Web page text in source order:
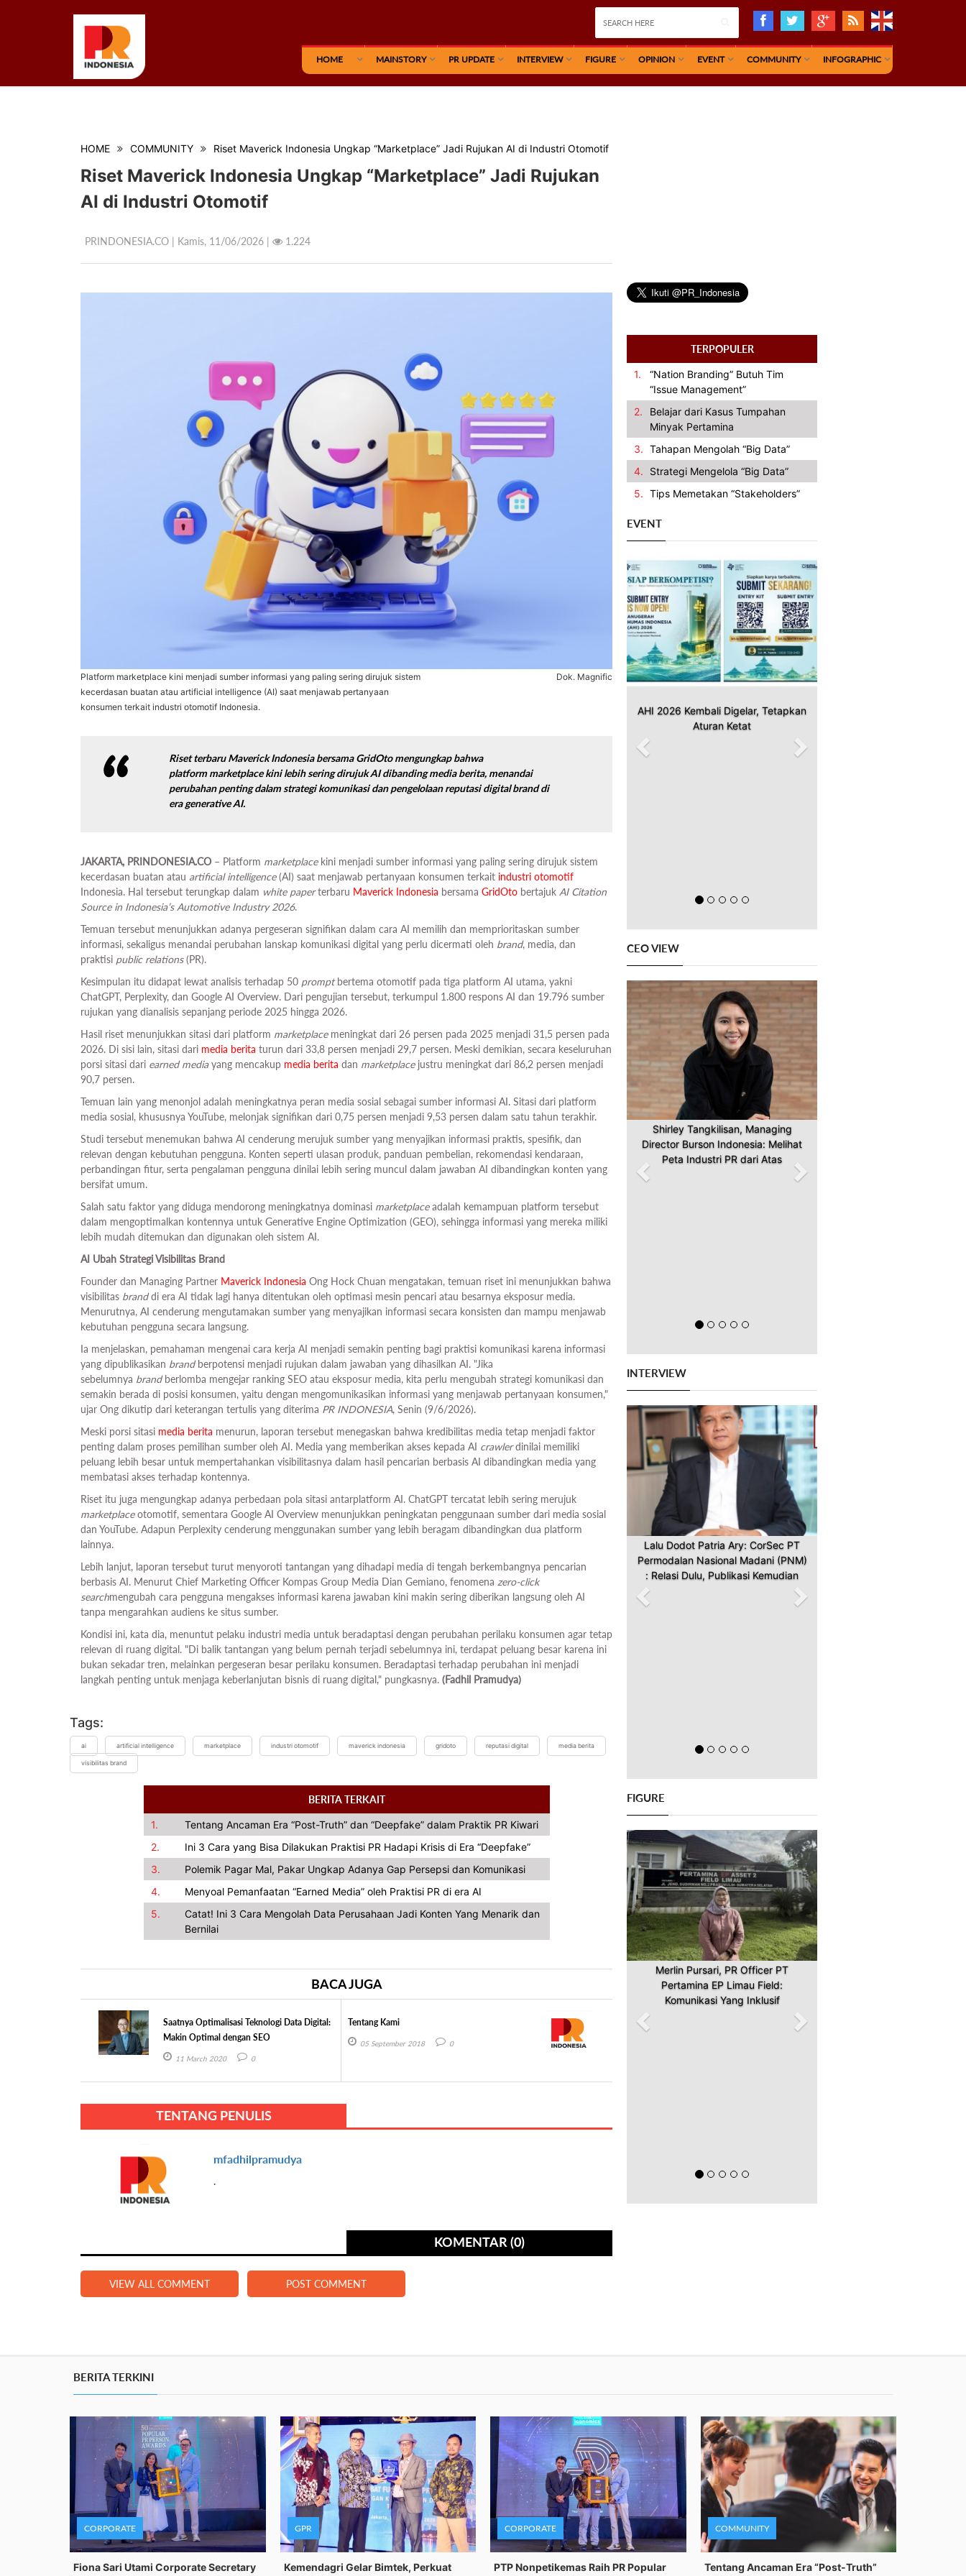
HOME MAINSTORY PR UPDATE INTERVIEW FIGURE OPINION EVENT COMMUNITY INFOGRAPHIC
HOME COMMUNITY Riset Maverick Indonesia Ungkap “Marketplace” Jadi Rujukan AI di Industri Otomotif
Riset Maverick Indonesia Ungkap “Marketplace” Jadi Rujukan
AI di Industri Otomotif
PRINDONESIA.CO | Kamis, 11/06/2026 | 1.224
Platform marketplace kini menjadi sumber informasi yang paling sering dirujuk sistem
kecerdasan buatan atau artificial intelligence (AI) saat menjawab pertanyaan
konsumen terkait industri otomotif Indonesia.
Dok. Magnific
Riset terbaru Maverick Indonesia bersama GridOto mengungkap bahwa
platformmarketplacekini lebih sering dirujuk AI dibanding media berita, menandai
perubahan penting dalam strategi komunikasi dan pengelolaan reputasi digitalbranddi
eragenerativeAI.
JAKARTA, PRINDONESIA.CO – Platform marketplacekini menjadi sumber informasi yang paling sering dirujuk sistem
kecerdasan buatan atau artificial intelligence(AI) saat menjawab pertanyaan konsumen terkait industri otomotif
Indonesia. Hal tersebut terungkap dalam white paperterbaru Maverick Indonesia bersama GridOto bertajuk AI Citation
Source in Indonesia’s Automotive Industry 2026.
Temuan tersebut menunjukkan adanya pergeseran signifikan dalam cara AI memilih dan memprioritaskan sumber
informasi, sekaligus menandai perubahan lanskap komunikasi digital yang perlu dicermati oleh brand, media, dan
praktisi public relations(PR).
Kesimpulan itu didapat lewat analisis terhadap 50 promptbertema otomotif pada tiga platform AI utama, yakni
ChatGPT, Perplexity, dan Google AI Overview. Dari pengujian tersebut, terkumpul 1.800 respons AI dan 19.796 sumber
rujukan yang dianalisis sepanjang periode 2025 hingga 2026.
Hasil riset menunjukkan sitasi dari platform marketplacemeningkat dari 26 persen pada 2025 menjadi 31,5 persen pada
2026. Di sisi lain, sitasi dari media berita turun dari 33,8 persen menjadi 29,7 persen. Meski demikian, secara keseluruhan
porsi sitasi dari earned mediayang mencakup media berita dan marketplacejustru meningkat dari 86,2 persen menjadi
90,7 persen.
Temuan lain yang menonjol adalah meningkatnya peran media sosial sebagai sumber informasi AI. Sitasi dari platform
media sosial, khususnya YouTube, melonjak signifikan dari 0,75 persen menjadi 9,53 persen dalam satu tahun terakhir.
Studi tersebut menemukan bahwa AI cenderung merujuk sumber yang menyajikan informasi praktis, spesifik, dan
relevan dengan kebutuhan pengguna. Konten seperti ulasan produk, panduan pembelian, rekomendasi kendaraan,
perbandingan fitur, serta pengalaman pengguna dinilai lebih sering muncul dalam jawaban AI dibandingkan konten yang
bersifat umum.
Salah satu faktor yang diduga mendorong meningkatnya dominasi marketplaceadalah kemampuan platform tersebut
dalam mengoptimalkan kontennya untuk Generative Engine Optimization (GEO), sehingga informasi yang mereka miliki
lebih mudah ditemukan dan digunakan oleh sistem AI.
AI Ubah Strategi Visibilitas Brand
Founder dan Managing Partner Maverick Indonesia Ong Hock Chuan mengatakan, temuan riset ini menunjukkan bahwa
visibilitas branddi era AI tidak lagi hanya ditentukan oleh optimasi mesin pencari atau besarnya eksposur media.
Menurutnya, AI cenderung mengutamakan sumber yang menyajikan informasi secara konsisten dan mampu menjawab
kebutuhan pengguna secara langsung.
Ia menjelaskan, pemahaman mengenai cara kerja AI menjadi semakin penting bagi praktisi komunikasi karena informasi
yang dipublikasikan brandberpotensi menjadi rujukan dalam jawaban yang dihasilkan AI. "Jika
sebelumnya brandberlomba mengejar ranking SEO atau eksposur media, kita perlu mengubah strategi komunikasi dan
semakin berada di posisi konsumen, yaitu dengan mengomunikasikan informasi yang menjawab pertanyaan konsumen,"
ujar Ong dikutip dari keterangan tertulis yang diterima PR INDONESIA, Senin (9/6/2026).
Meski porsi sitasi media berita menurun, laporan tersebut menegaskan bahwa kredibilitas media tetap menjadi faktor
penting dalam proses pemilihan sumber oleh AI. Media yang memberikan akses kepada AI crawlerdinilai memiliki
peluang lebih besar untuk mempertahankan visibilitasnya dalam hasil pencarian berbasis AI dibandingkan media yang
membatasi akses terhadap kontennya.
Riset itu juga mengungkap adanya perbedaan pola sitasi antarplatform AI. ChatGPT tercatat lebih sering merujuk
marketplaceotomotif, sementara Google AI Overview menunjukkan peningkatan penggunaan sumber dari media sosial
dan YouTube. Adapun Perplexity cenderung menggunakan sumber yang lebih beragam dibandingkan dua platform
lainnya.
Lebih lanjut, laporan tersebut turut menyoroti tantangan yang dihadapi media di tengah berkembangnya pencarian
berbasis AI. Menurut Chief Marketing Officer Kompas Group Media Dian Gemiano, fenomena zero-click
searchmengubah cara pengguna mengakses informasi karena jawaban kini makin sering diberikan langsung oleh AI
tanpa mengarahkan audiens ke situs sumber.
Kondisi ini, kata dia, menuntut pelaku industri media untuk beradaptasi dengan perubahan perilaku konsumen agar tetap
relevan di ruang digital. "Di balik tantangan yang belum pernah terjadi sebelumnya ini, terdapat peluang besar karena ini
bukan sekadar tren, melainkan pergeseran besar perilaku konsumen. Beradaptasi terhadap perubahan ini menjadi
langkah penting untuk menjaga keberlanjutan bisnis di ruang digital," pungkasnya. (Fadhil Pramudya)
Tags:
ai artificial intelligence marketplace industri otomotif maverick indonesia gridoto reputasi digital media berita
visibilitas brand
BERITA TERKAIT
1.
Tentang Ancaman Era “Post-Truth” dan “Deepfake” dalam Praktik PR Kiwari
2.
Ini 3 Cara yang Bisa Dilakukan Praktisi PR Hadapi Krisis di Era “Deepfake”
3.
Polemik Pagar Mal, Pakar Ungkap Adanya Gap Persepsi dan Komunikasi
4.
Menyoal Pemanfaatan “Earned Media” oleh Praktisi PR di era AI
5.
Catat! Ini 3 Cara Mengolah Data Perusahaan Jadi Konten Yang Menarik dan
Bernilai
BACA JUGA
Saatnya Optimalisasi Teknologi Data Digital:
Makin Optimal dengan SEO
11 March 2020 0
Tentang Kami
05 September 2018 0
TENTANG PENULIS
mfadhilpramudya
.
KOMENTAR (0)
VIEW ALL COMMENT POST COMMENT
TERPOPULER
1.
“Nation Branding” Butuh Tim
“Issue Management”
2.
Belajar dari Kasus Tumpahan
Minyak Pertamina
3. Tahapan Mengolah “Big Data”
4.
Strategi Mengelola “Big Data”
5. Tips Memetakan “Stakeholders”
EVENT
AHI 2026 Kembali Digelar, Tetapkan
Aturan Ketat
Previous Next
CEO VIEW
Shirley Tangkilisan, Managing
Director Burson Indonesia: Melihat
Peta Industri PR dari Atas
Previous Next
INTERVIEW
Lalu Dodot Patria Ary: CorSec PT
Permodalan Nasional Madani (PNM)
: Relasi Dulu, Publikasi Kemudian
Previous Next
FIGURE
Merlin Pursari, PR Officer PT
Pertamina EP Limau Field:
Komunikasi Yang Inklusif
Previous Next
BERITA TERKINI
CORPORATE
Fiona Sari Utami Corporate Secretary
GPR
Kemendagri Gelar Bimtek, Perkuat
CORPORATE
PTP Nonpetikemas Raih PR Popular
COMMUNITY
Tentang Ancaman Era “Post-Truth”